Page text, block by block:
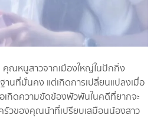
คุณหนูสาวจากเมืองใหญ่ในปักกิ่ง
นที่มั่นคง แต่เกิดการเปลี่ยนแปลงเมื่อ
เกิดความขัดข้องพัวพันในคดีที่ยากจะ
รัวของคุณน้าที่เปรียบเสมือนน้องสาว